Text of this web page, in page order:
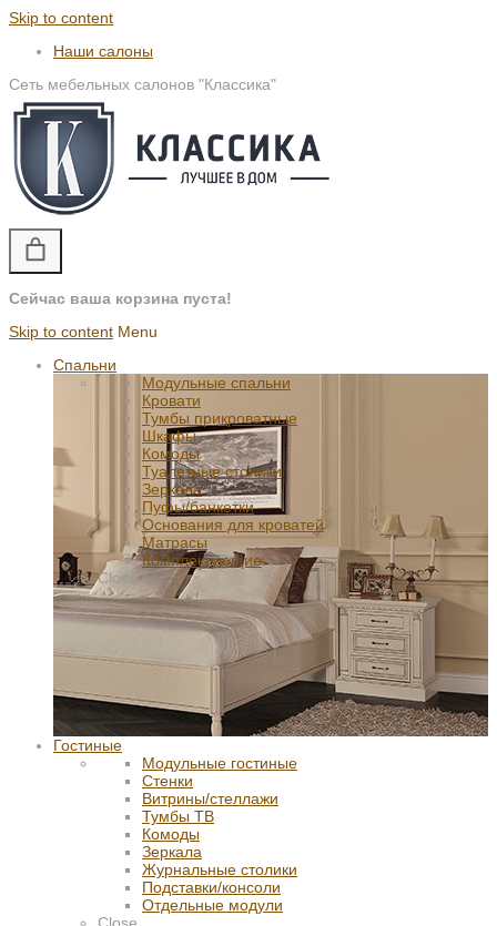
Skip to content
Наши салоны
Сеть мебельных салонов "Классика"
Сейчас ваша корзина пуста!
Skip to content Menu
Спальни
Модульные спальни
Кровати
Тумбы прикроватные
Шкафы
Комоды
Туалетные столики
Зеркала
Пуфы/банкетки
Основания для кроватей
Матрасы
Комплектующие
Close
Гостиные
Модульные гостиные
Стенки
Витрины/стеллажи
Тумбы ТВ
Комоды
Зеркала
Журнальные столики
Подставки/консоли
Отдельные модули